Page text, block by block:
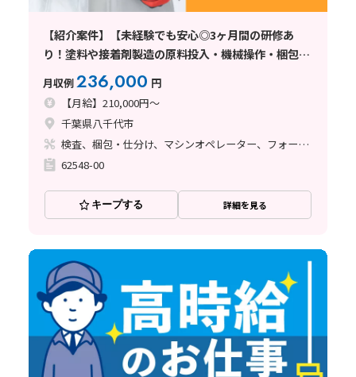
【紹介案件】【未経験でも安心◎3ヶ月間の研修あ
り！塗料や接着剤製造の原料投入・機械操作・梱包】
月給21万円/3交替/千葉県八千代市/土日休み/寮完備/
フォークリフトの資格取得支援制度
月収例236,000 円
【月給】210,000円～
千葉県八千代市
検査、梱包・仕分け、マシンオペレーター、フォークリフト、塗装
62548-00
キープする 詳細を見る